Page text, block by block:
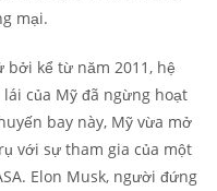
mại.
bởi kể từ năm 2011, hệ
của Mỹ đã ngừng hoạt
bay này, Mỹ vừa mở
với sự tham gia của một
Elon Musk, người đứng